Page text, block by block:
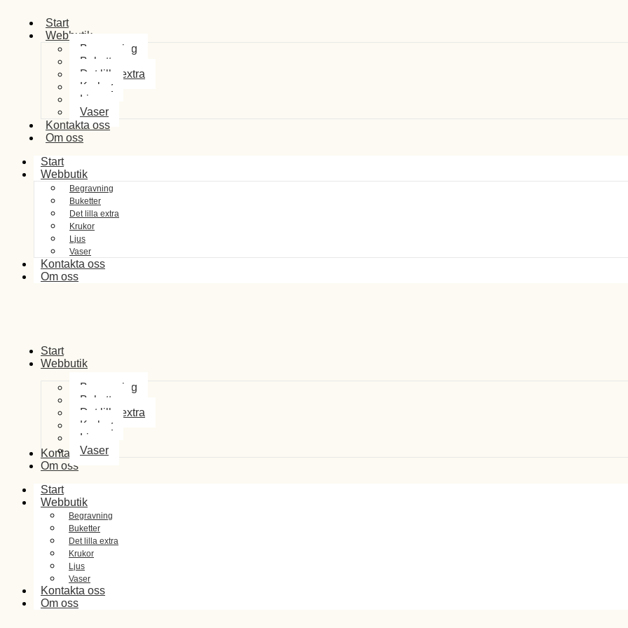
Start
Webbutik
Begravning
Buketter
Det lilla extra
Krukor
Ljus
Vaser
Kontakta oss
Om oss
Start
Webbutik
Begravning
Buketter
Det lilla extra
Krukor
Ljus
Vaser
Kontakta oss
Om oss
Start
Webbutik
Begravning
Buketter
Det lilla extra
Krukor
Ljus
Vaser
Kontakta oss
Om oss
Start
Webbutik
Begravning
Buketter
Det lilla extra
Krukor
Ljus
Vaser
Kontakta oss
Om oss